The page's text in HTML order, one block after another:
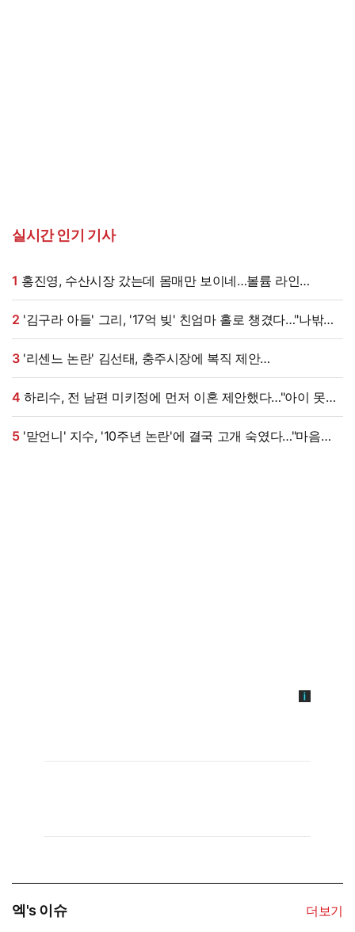
실시간 인기 기사
1
'시선강탈'
2
없어, 연락 꾸준히 하는 중"
3'리센느 논란' 김선태, 충주시장에 복직 제안
받았다…"돌아올 생각 있냐" 수척 근황까지 [엑's 이슈]
4 하리수, 전 남편 미키정에 먼저 이혼 제안했다…"아이 못
낳는 미안함 늘 있어" (이중생활)[종합]
5'맏언니' 지수, '10주년 논란'에 결국 고개 숙였다…"마음
엑's 이슈
더보기